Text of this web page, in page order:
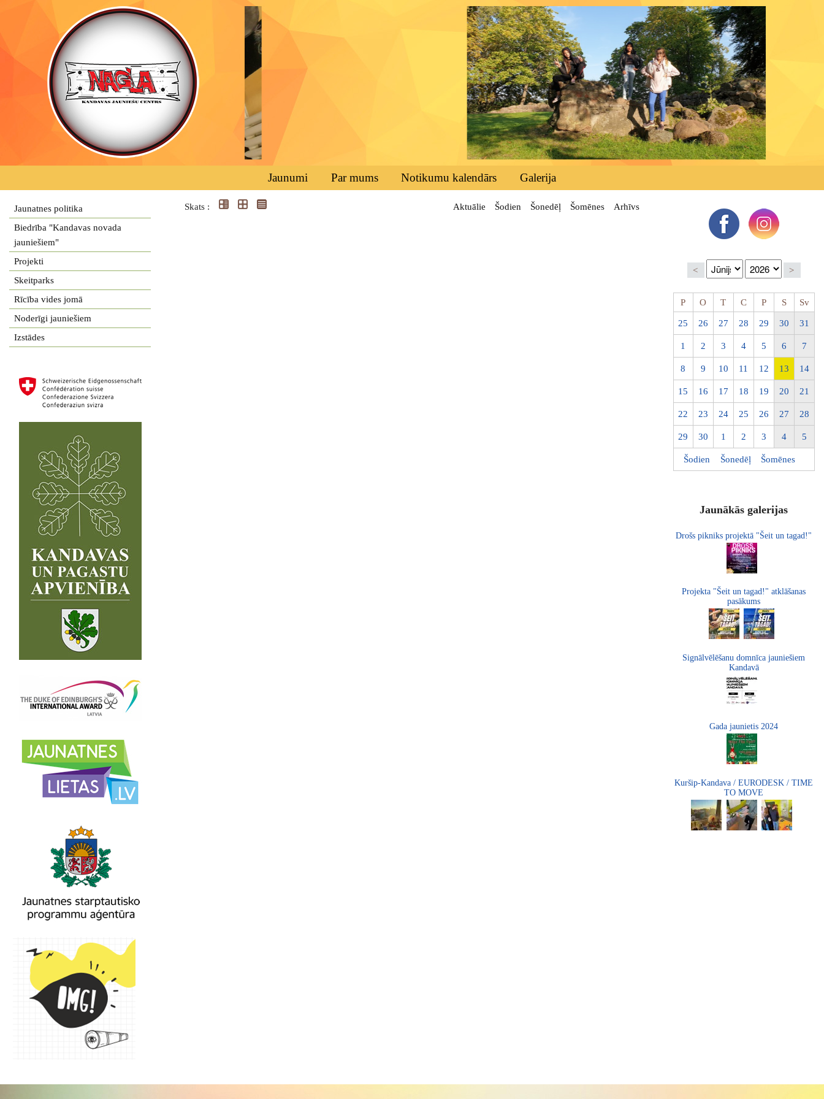
Jaunumi Par mums Notikumu kalendārs Galerija
Jaunatnes politika
Biedrība "Kandavas novada
jauniešiem"
Projekti
Skeitparks
Rīcība vides jomā
Noderīgi jauniešiem
Izstādes
Skats : Aktuālie Šodien Šonedēļ Šomēnes Arhīvs
< >
P O T C P S Sv
25 26 27 28 29 30 31
1 2 3 4 5 6 7
8 9 10 11 12 13 14
15 16 17 18 19 20 21
22 23 24 25 26 27 28
29 30 1 2 3 4 5
Šodien Šonedēļ Šomēnes
Jaunākās galerijas
Drošs pikniks projektā "Šeit un tagad!"
Projekta "Šeit un tagad!" atklāšanas
pasākums
Signālvēlēšanu domnīca jauniešiem
Kandavā
Gada jaunietis 2024
Kuršip-Kandava / EURODESK / TIME
TO MOVE